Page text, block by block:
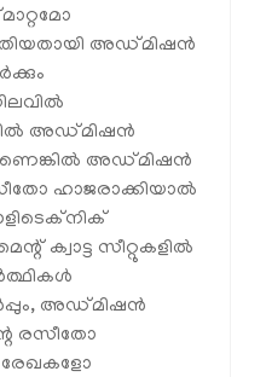
അഡ്മിഷൻ
അഡ്മിഷൻ
അഡ്മിഷൻ
ഹാജരാക്കിയാൽ
ക്വാട്ട സീറ്റുകളിൽ
അഡ്മിഷൻ
രസീതോ
രേഖകളോ